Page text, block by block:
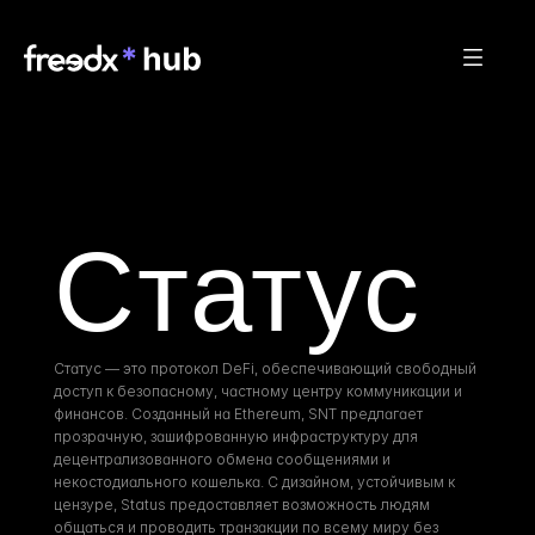
Статус
Статус — это протокол DeFi, обеспечивающий свободный
доступ к безопасному, частному центру коммуникации и
финансов. Созданный на Ethereum, SNT предлагает
прозрачную, зашифрованную инфраструктуру для
децентрализованного обмена сообщениями и
некостодиального кошелька. С дизайном, устойчивым к
цензуре, Status предоставляет возможность людям
общаться и проводить транзакции по всему миру без